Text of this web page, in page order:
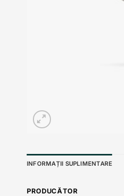
INFORMAȚII SUPLIMENTARE
PRODUCĂTOR